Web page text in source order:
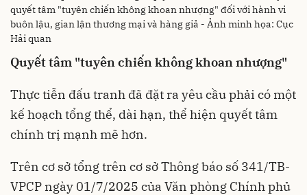
quyết tâm "tuyên chiến không khoan nhượng" đối với hành vi
buôn lậu, gian lận thương mại và hàng giả - Ảnh minh họa: Cục
Hải quan
Quyết tâm "tuyên chiến không khoan nhượng"
Thực tiễn đấu tranh đã đặt ra yêu cầu phải có một
kế hoạch tổng thể, dài hạn, thể hiện quyết tâm
chính trị mạnh mẽ hơn.
Trên cơ sở tổng trên cơ sở Thông báo số 341/TB-
VPCP ngày 01/7/2025 của Văn phòng Chính phủ